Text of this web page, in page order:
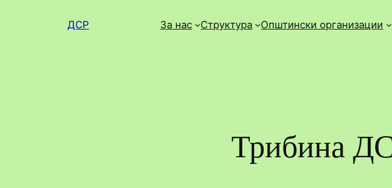
ДСР За нас Структура Општински организации
Трибина